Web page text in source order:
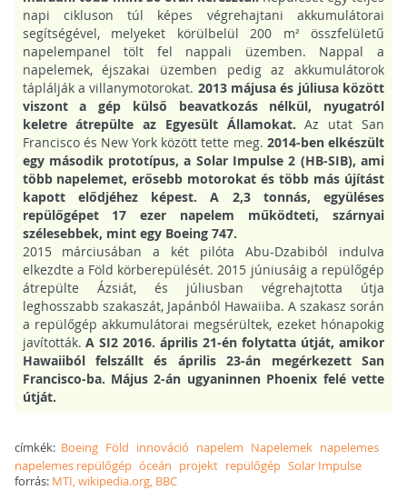
napi cikluson túl képes végrehajtani akkumulátorai
segítségével, melyeket körülbelül 200 m² összfelületű
napelempanel tölt fel nappali üzemben. Nappal a
napelemek, éjszakai üzemben pedig az akkumulátorok
táplálják a villanymotorokat. 2013 májusa és júliusa között
viszont a gép külső beavatkozás nélkül, nyugatról
keletre átrepülte az Egyesült Államokat. Az utat San
Francisco és New York között tette meg. 2014-ben elkészült
egy második prototípus, a Solar Impulse 2 (HB-SIB), ami
több napelemet, erősebb motorokat és több más újítást
kapott elődjéhez képest.A 2,3 tonnás, együléses
repülőgépet 17 ezer napelem működteti, szárnyai
szélesebbek, mint egy Boeing 747.
2015 márciusában a két pilóta Abu-Dzabiból indulva
elkezdte a Föld körberepülését. 2015 júniusáig a repülőgép
átrepülte Ázsiát, és júliusban végrehajtotta útja
leghosszabb szakaszát, Japánból Hawaiiba. A szakasz során
a repülőgép akkumulátorai megsérültek, ezeket hónapokig
javították.A SI2 2016. április 21-én folytatta útját, amikor
Hawaiiból felszállt és április 23-án megérkezett San
Francisco-ba. Május 2-án ugyaninnen Phoenix felé vette
útját.
címkék: Boeing Föld innováció napelem Napelemek napelemes
napelemes repülőgép óceán projekt repülőgép Solar Impulse
forrás: MTI, wikipedia.org, BBC